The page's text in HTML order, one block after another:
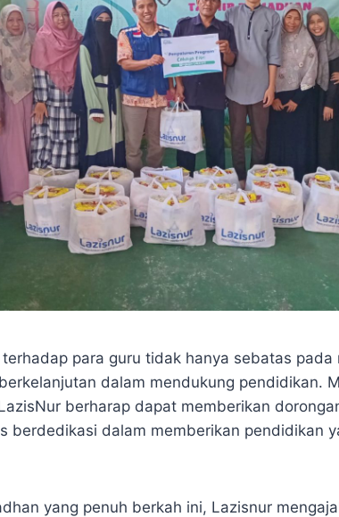
para guru tidak hanya sebatas
dalam mendukung pendidikan.
berharap dapat memberikan
berdedikasi dalam memberikan pendidikan
yang penuh berkah ini, Lazisnur